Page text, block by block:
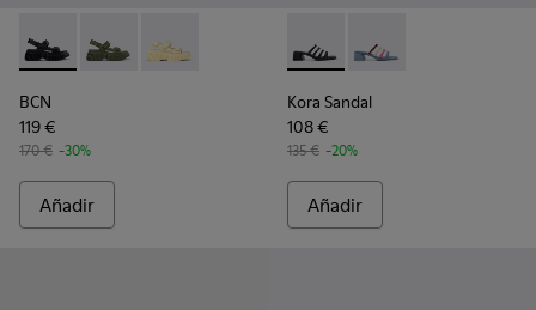
BCN - K201511-005 - Sandalias de piel negras para mujer.
BCN - K201511-012 - Sandalias de piel verdes para
BCN - K201511-011 - Sandalias de piel
BCN
119 €
170 € -30%
Añadir
Kora Sandal - K201911-001
Kora Sandal -
Kora Sandal
108 €
135 € -20%
Añadir